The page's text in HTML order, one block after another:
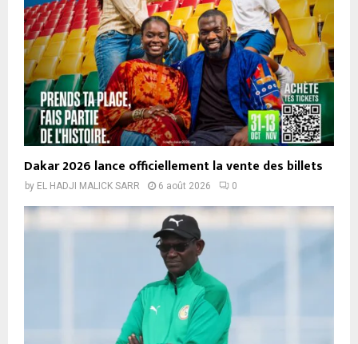
Dakar 2026 lance officiellement la vente des billets
by EL HADJI MALICK SARR 6 août 2026 0